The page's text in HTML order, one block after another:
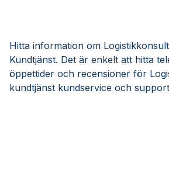
Hitta information om
Kundtjänst. Det är enkelt att hitta
öppettider och recensioner för
kundtjänst kundservice och